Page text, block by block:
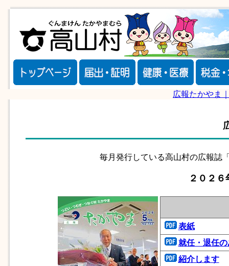
広報たかやま
毎月発行している高山村の広報誌
２０２
表紙
就任・退任
紹介します